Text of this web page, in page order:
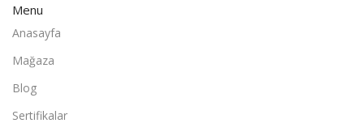
Menu
Anasayfa
Mağaza
Blog
Sertifikalar